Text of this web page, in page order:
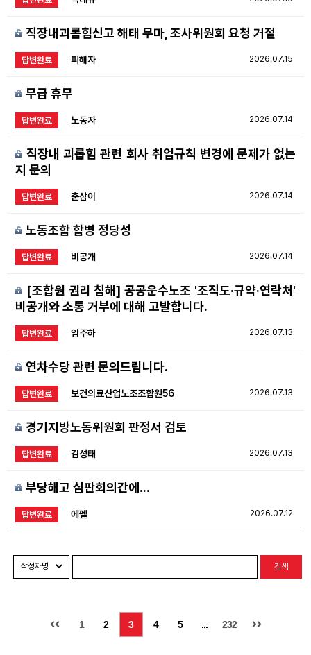
직장내괴롭힘신고 해태 무마, 조사위원회 요청 거절
답변완료 2026.07.15
피해자
무급 휴무
답변완료 2026.07.14
노동자
직장내 괴롭힘 관련 회사 취업규칙 변경에 문제가 없는
지 문의
답변완료 2026.07.14
춘삼이
노동조합 합병 정당성
답변완료 2026.07.14
비공개
[조합원 권리 침해] 공공운수노조 '조직도·규약·연락처'
비공개와 소통 거부에 대해 고발합니다.
답변완료 2026.07.13
임주하
연차수당 관련 문의드립니다.
답변완료 2026.07.13
보건의료산업노조조합원56
경기지방노동위원회 판정서 검토
답변완료 2026.07.13
김성태
부당해고 심판회의간에...
답변완료 2026.07.12
에펠
검색
1 2 3 4 5 ... 232